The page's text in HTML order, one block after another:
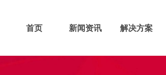
首页 新闻资讯 解决方案